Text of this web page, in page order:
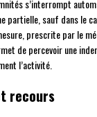
s’interrompt
partielle, sauf dans le
prescrite par le
de percevoir une
l’activité.
recours